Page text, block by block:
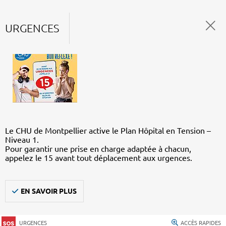
URGENCES
Le CHU de Montpellier active le Plan Hôpital en Tension –
Niveau 1.
Pour garantir une prise en charge adaptée à chacun,
appelez le 15 avant tout déplacement aux urgences.
EN SAVOIR PLUS
URGENCES ACCÈS RAPIDES